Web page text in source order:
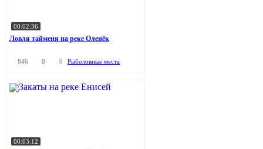
00:02:36
Ловля тайменя на реке Оленёк
846 0 0 Рыболовные места
00:03:12